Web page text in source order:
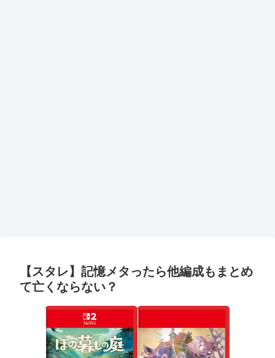
【スタレ】記憶メタったら他編成もまとめ
て亡くならない？